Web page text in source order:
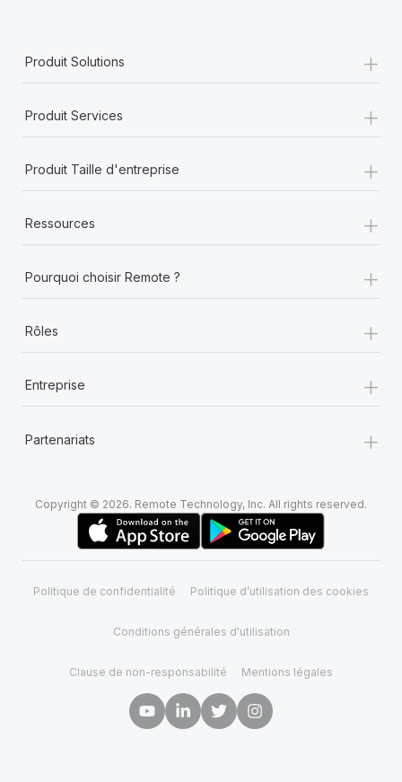
Produit Solutions +
Produit Services +
Produit Taille d'entreprise +
Ressources +
Pourquoi choisir Remote ? +
Rôles +
Entreprise +
Partenariats +
Copyright © 2026. Remote Technology, Inc. All rights reserved.
Politique de confidentialité Politique d’utilisation des cookies
Conditions générales d'utilisation
Clause de non-responsabilité Mentions légales